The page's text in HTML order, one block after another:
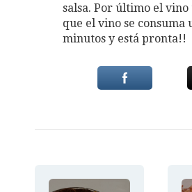
salsa. Por último el
que el vino se consuma
minutos y está pronta!!